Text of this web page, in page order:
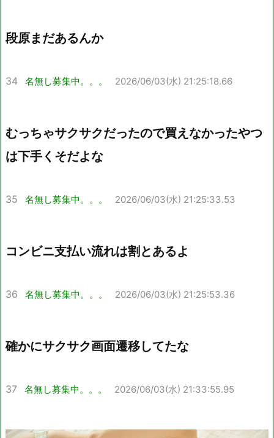
段原まだあるんか
34 名無し募集中。。。 2026/06/03(水) 21:25:18.66
むっちゃサクサクだったので買えなかったやつ
は下手くそだよな
35 名無し募集中。。。 2026/06/03(水) 21:25:33.53
コンビニ支払い流れは割とあるよ
36 名無し募集中。。。 2026/06/03(水) 21:25:53.36
確かにサクサク画面遷移してたな
37 名無し募集中。。。 2026/06/03(水) 21:33:55.95